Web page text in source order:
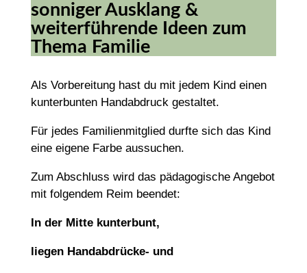
sonniger Ausklang &
weiterführende Ideen zum
Thema Familie
Als Vorbereitung hast du mit jedem Kind einen
kunterbunten Handabdruck gestaltet.
Für jedes Familienmitglied durfte sich das Kind
eine eigene Farbe aussuchen.
Zum Abschluss wird das pädagogische Angebot
mit folgendem Reim beendet:
In der Mitte kunterbunt,
liegen Handabdrücke- und